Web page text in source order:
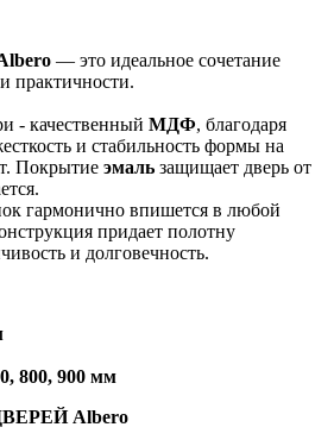
— это идеальное сочетание
практичности.
- качественный МДФ, благодаря
и стабильность формы на
Покрытие эмаль защищает дверь от
гармонично впишется в любой
придает полотну
и долговечность.
800, 900 мм
Albero